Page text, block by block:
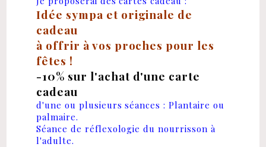
Idée sympa et originale de
cadeau
à offrir à vos proches pour les
fêtes !
-10% sur l'achat d'une carte
cadeau
d'une ou plusieurs séances : Plantaire ou
palmaire.
Séance de réflexologie du nourrisson à
l'adulte.